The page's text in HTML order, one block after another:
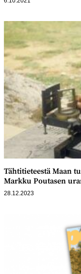
Tähtitieteestä Maan
Markku Poutasen
28.12.2023